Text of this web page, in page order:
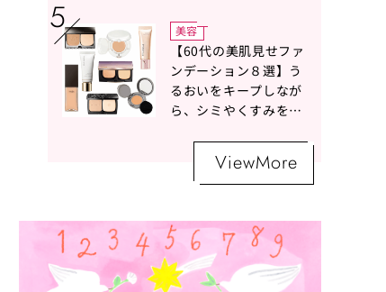
の魔術】
美容
【60代の美肌見せファ
ンデーション８選】う
るおいをキープしなが
ら、シミやくすみをナ
ViewMore